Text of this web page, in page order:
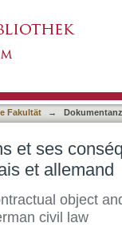
Fakultät →
et ses
et allemand
object
civil law